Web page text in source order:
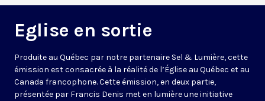
Eglise en sortie
Produite au Québec par notre partenaire Sel & Lumière, cette
émission est consacrée à la réalité de l’Église au Québec et au
Canada francophone. Cette émission, en deux partie,
présentée par Francis Denis met en lumière une initiative